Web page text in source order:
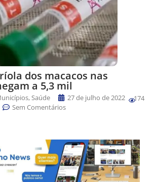
dos macacos nas
a 5,3 mil
,Saúde
27 de julho de 2022
Sem Comentários
174